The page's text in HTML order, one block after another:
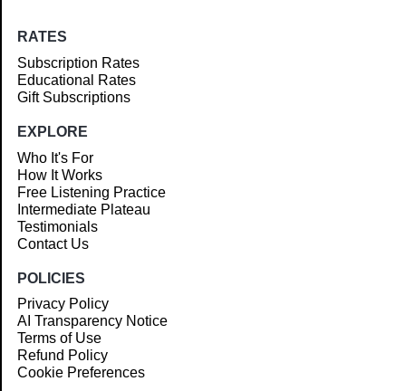
RATES
Subscription Rates
Educational Rates
Gift Subscriptions
EXPLORE
Who It's For
How It Works
Free Listening Practice
Intermediate Plateau
Testimonials
Contact Us
POLICIES
Privacy Policy
AI Transparency Notice
Terms of Use
Refund Policy
Cookie Preferences